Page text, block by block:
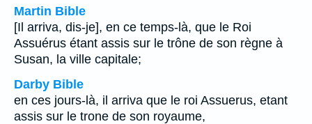
Martin Bible
[Il arriva, dis-je], en ce temps-là, que le Roi
Assuérus étant assis sur le trône de son règne à
Susan, la ville capitale;
Darby Bible
en ces jours-là, il arriva que le roi Assuerus, etant
assis sur le trone de son royaume,